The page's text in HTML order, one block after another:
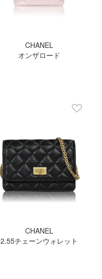
CHANEL
オンザロード
CHANEL
2.55チェーンウォレット